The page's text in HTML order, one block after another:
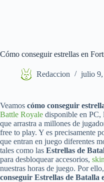
Cómo conseguir estrellas en
Redaccion julio 9,
Veamos cómo conseguir
Battle Royale disponible en
que arrastra a millones de
free to play. Y es precisamente
que entran en juego diferentes
tales como las Estrellas de
para desbloquear accesorios,
nuestras horas de juego. Por
conseguir Estrellas de Batalla